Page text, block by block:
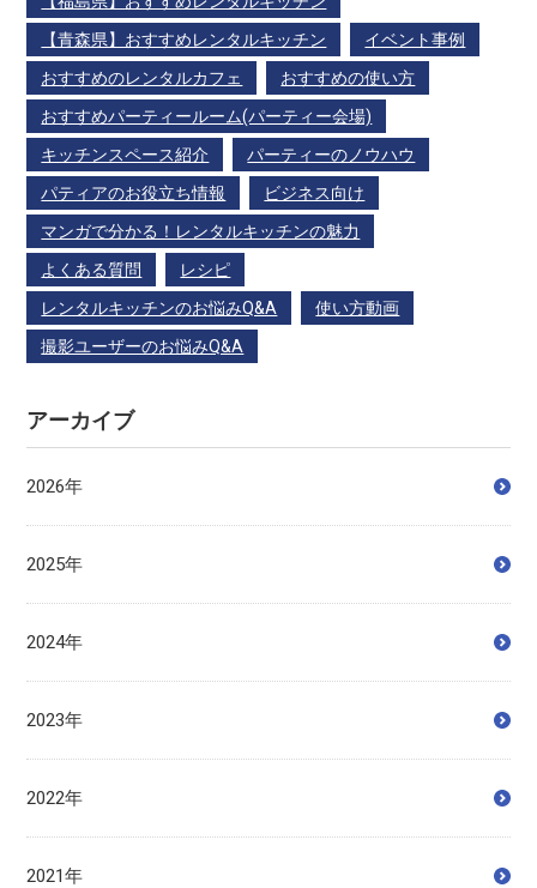
【青森県】おすすめレンタルキッチン
イベント事例
おすすめのレンタルカフェ
おすすめの使い方
おすすめパーティールーム(パーティー会場)
キッチンスペース紹介
パーティーのノウハウ
パティアのお役立ち情報
ビジネス向け
マンガで分かる！レンタルキッチンの魅力
よくある質問
レシピ
レンタルキッチンのお悩みQ&A
使い方動画
撮影ユーザーのお悩みQ&A
アーカイブ
2026年
2025年
2024年
2023年
2022年
2021年